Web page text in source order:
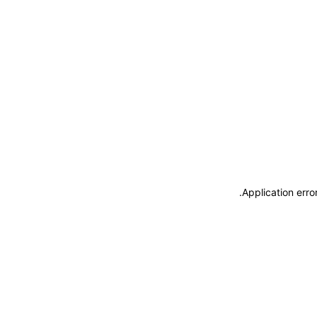
Application
.